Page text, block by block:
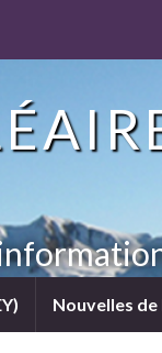
Nouvelles de